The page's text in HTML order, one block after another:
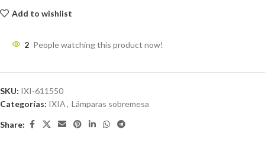
Add to wishlist
2 People watching this product now!
SKU: IXI-611550
Categorías: IXIA, Lámparas sobremesa
Share: